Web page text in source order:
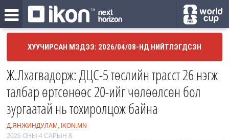
ХУУЧИРСАН МЭДЭЭ: 2026/04/08-НД НИЙТЛЭГДСЭН
Ж.Лхагвадорж: ДЦС-5 төслийн трасст 26 нэгж
талбар өртсөнөөс 20-ийг чөлөөлсөн бол
зургаатай нь тохиролцож байна
Д.ЯНЖИНДУЛАМ, IKON.MN
2026 ОНЫ 4 САРЫН 8